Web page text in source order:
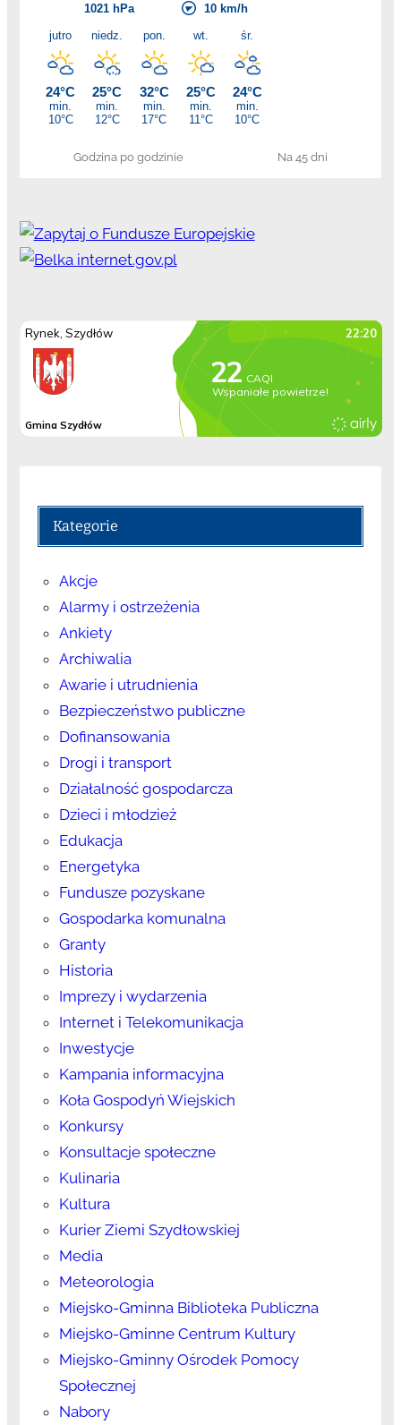
Godzina po godzinie Na 45 dni
Kategorie
Akcje
Alarmy i ostrzeżenia
Ankiety
Archiwalia
Awarie i utrudnienia
Bezpieczeństwo publiczne
Dofinansowania
Drogi i transport
Działalność gospodarcza
Dzieci i młodzież
Edukacja
Energetyka
Fundusze pozyskane
Gospodarka komunalna
Granty
Historia
Imprezy i wydarzenia
Internet i Telekomunikacja
Inwestycje
Kampania informacyjna
Koła Gospodyń Wiejskich
Konkursy
Konsultacje społeczne
Kulinaria
Kultura
Kurier Ziemi Szydłowskiej
Media
Meteorologia
Miejsko-Gminna Biblioteka Publiczna
Miejsko-Gminne Centrum Kultury
Miejsko-Gminny Ośrodek Pomocy
Społecznej
Nabory